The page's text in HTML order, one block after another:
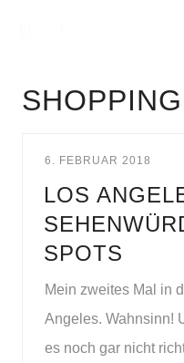
SHOPPING
6. FEBRUAR 2018
LOS
SPOTS
Mein zweites Mal in
Angeles. Wahnsinn!
es noch gar nicht